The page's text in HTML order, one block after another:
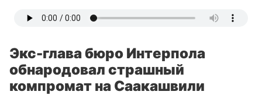
Экс-глава бюро Интерпола
обнародовал страшный
компромат на Саакашвили